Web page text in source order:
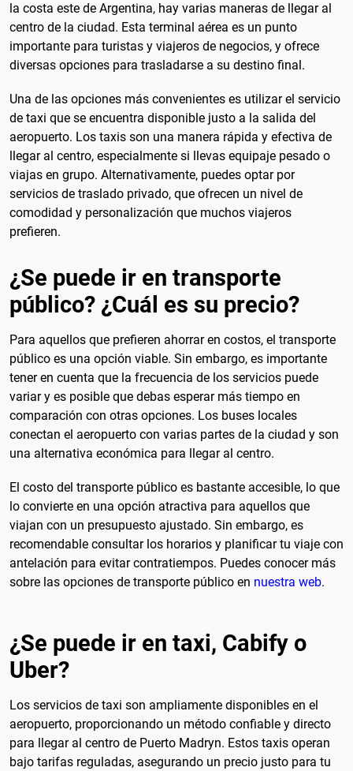
la costa este de Argentina, hay varias maneras de llegar al
centro de la ciudad. Esta terminal aérea es un punto
importante para turistas y viajeros de negocios, y ofrece
diversas opciones para trasladarse a su destino final.
Una de las opciones más convenientes es utilizar el servicio
de taxi que se encuentra disponible justo a la salida del
aeropuerto. Los taxis son una manera rápida y efectiva de
llegar al centro, especialmente si llevas equipaje pesado o
viajas en grupo. Alternativamente, puedes optar por
servicios de traslado privado, que ofrecen un nivel de
comodidad y personalización que muchos viajeros
prefieren.
¿Se puede ir en transporte
público? ¿Cuál es su precio?
Para aquellos que prefieren ahorrar en costos, el transporte
público es una opción viable. Sin embargo, es importante
tener en cuenta que la frecuencia de los servicios puede
variar y es posible que debas esperar más tiempo en
comparación con otras opciones. Los buses locales
conectan el aeropuerto con varias partes de la ciudad y son
una alternativa económica para llegar al centro.
El costo del transporte público es bastante accesible, lo que
lo convierte en una opción atractiva para aquellos que
viajan con un presupuesto ajustado. Sin embargo, es
recomendable consultar los horarios y planificar tu viaje con
antelación para evitar contratiempos. Puedes conocer más
sobre las opciones de transporte público en nuestra web.
¿Se puede ir en taxi, Cabify o
Uber?
Los servicios de taxi son ampliamente disponibles en el
aeropuerto, proporcionando un método confiable y directo
para llegar al centro de Puerto Madryn. Estos taxis operan
bajo tarifas reguladas, asegurando un precio justo para tu